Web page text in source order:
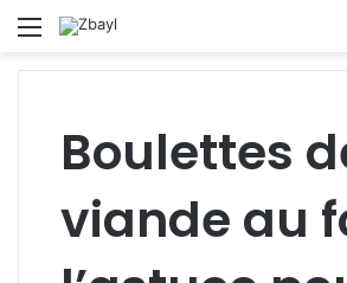
Menu
Boulettes
viande au